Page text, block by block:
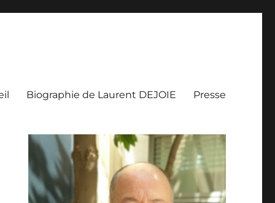
Biographie de Laurent DEJOIE Presse